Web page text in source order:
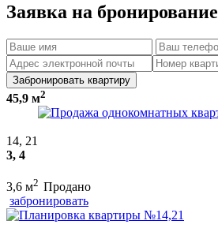
Заявка на бронирование
Забронировать квартиру
45,9 м2
14, 21
3, 4
3,6 м2 Продано
забронировать